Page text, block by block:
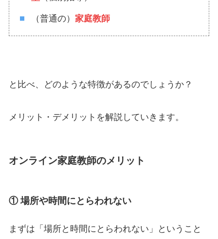
（普通の） 家庭教師
と比べ、どのような特徴があるのでしょうか？
メリット ・ デメリット を解説していきます。
オンライン家庭教師のメリット
① 場所や時間にとらわれない
まずは「場所と時間にとらわれない」ということ